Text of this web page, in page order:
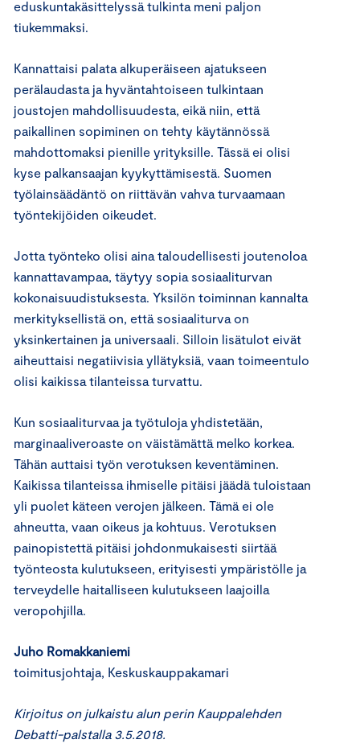
eduskuntakäsittelyssä tulkinta meni paljon
tiukemmaksi.
Kannattaisi palata alkuperäiseen ajatukseen
perälaudasta ja hyväntahtoiseen tulkintaan
joustojen mahdollisuudesta, eikä niin, että
paikallinen sopiminen on tehty käytännössä
mahdottomaksi pienille yrityksille. Tässä ei olisi
kyse palkansaajan kyykyttämisestä. Suomen
työlainsäädäntö on riittävän vahva turvaamaan
työntekijöiden oikeudet.
Jotta työnteko olisi aina taloudellisesti joutenoloa
kannattavampaa, täytyy sopia sosiaaliturvan
kokonaisuudistuksesta. Yksilön toiminnan kannalta
merkityksellistä on, että sosiaaliturva on
yksinkertainen ja universaali. Silloin lisätulot eivät
aiheuttaisi negatiivisia yllätyksiä, vaan toimeentulo
olisi kaikissa tilanteissa turvattu.
Kun sosiaaliturvaa ja ­työtuloja yhdistetään,
marginaaliveroaste on väistämättä melko korkea.
Tähän auttaisi työn verotuksen keventäminen.
Kaikissa tilanteissa ihmiselle pitäisi jäädä tuloistaan
yli puolet käteen verojen jälkeen. Tämä ei ole
ahneutta, vaan oikeus ja kohtuus. Verotuksen
painopistettä pitäisi johdonmukaisesti siirtää
työnteosta kulutukseen, erityisesti ympäristölle ja
terveydelle haitalliseen kulutukseen laajoilla
veropohjilla.
Juho Romakkaniemi
toimitusjohtaja, Keskuskauppakamari
Kirjoitus on julkaistu alun perin Kauppalehden
Debatti-palstalla 3.5.2018.